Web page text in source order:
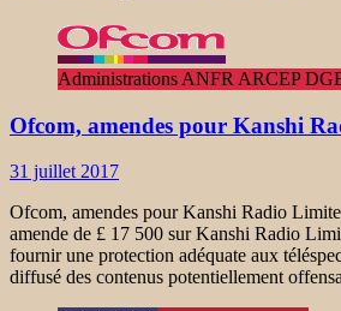
Administrations ANFR ARCEP
Ofcom, amendes pour Kanshi
31 juillet 2017
Ofcom, amendes pour Kanshi Radio
amende de £ 17 500 sur Kanshi Radio
fournir une protection adéquate aux
diffusé des contenus potentiellement